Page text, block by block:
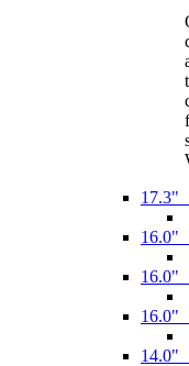
17.3"